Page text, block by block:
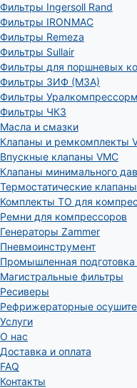
Фильтры Ingersoll Rand
Фильтры IRONMAC
Фильтры Remeza
Фильтры Sullair
Фильтры для поршневых
Фильтры ЗИФ (МЗА)
Фильтры
Фильтры ЧКЗ
Масла и смазки
Клапаны и ремкомплекты
Впускные клапаны VMC
Клапаны минимального
Термостатические
Комплекты ТО для
Ремни для компрессоров
Генераторы Zammer
Пневмоинструмент
Промышленная подготовка
Магистральные фильтры
Ресиверы
Рефрижераторные
Услуги
О нас
Доставка и оплата
FAQ
Контакты